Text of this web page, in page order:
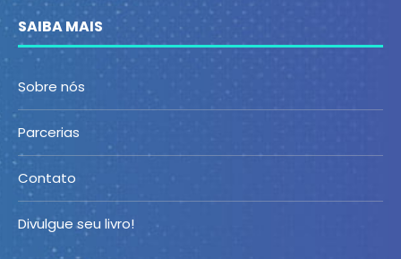
SAIBA MAIS
Sobre nós
Parcerias
Contato
Divulgue seu livro!